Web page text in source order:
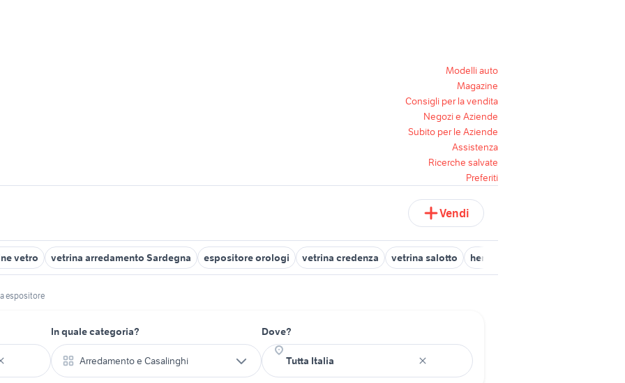
Modelli auto
Magazine
Consigli per la vendita
Negozi e Aziende
Subito per le Aziende
Assistenza
Ricerche salvate
Preferiti
Vendi
vetro vetrina arredamento Sardegna espositore orologi vetrina credenza vetrina salotto hemnes vetrina
espositore
In quale categoria?
Arredamento e Casalinghi
Dove?